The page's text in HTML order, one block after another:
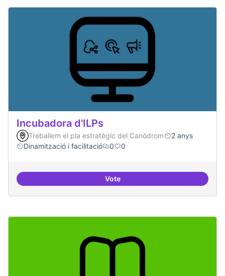
Incubadora d'ILPs
Treballem el pla estratègic del Canòdrom
2 anys
Dinamització i facilitació
0 0
VoteIncubadora d'ILPs